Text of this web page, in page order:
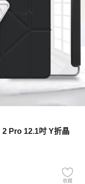
Pro 12.1吋 Y折晶
收藏